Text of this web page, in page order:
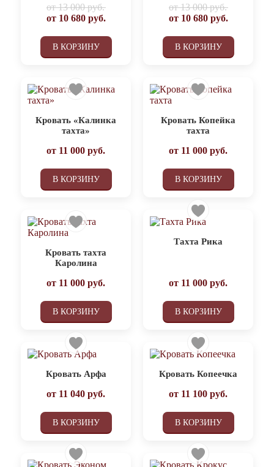
от13 000 руб.
от 10 680руб.
В КОРЗИНУ
от13 000 руб.
от 10 680руб.
В КОРЗИНУ
Кровать «Калинка
тахта»
от 11 000 руб.
В КОРЗИНУ
Кровать Копейка
тахта
от 11 000 руб.
В КОРЗИНУ
Кровать тахта
Каролина
от 11 000 руб.
В КОРЗИНУ
Тахта Рика
от 11 000 руб.
В КОРЗИНУ
Кровать Арфа
от 11 040 руб.
В КОРЗИНУ
Кровать Копеечка
от 11 100 руб.
В КОРЗИНУ